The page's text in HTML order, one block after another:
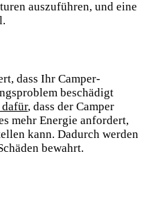
‍auszuführen, und eine
dass‌ Ihr Camper-
beschädigt
, dass der Camper
mehr‍ Energie anfordert,
kann. Dadurch werden
bewahrt.